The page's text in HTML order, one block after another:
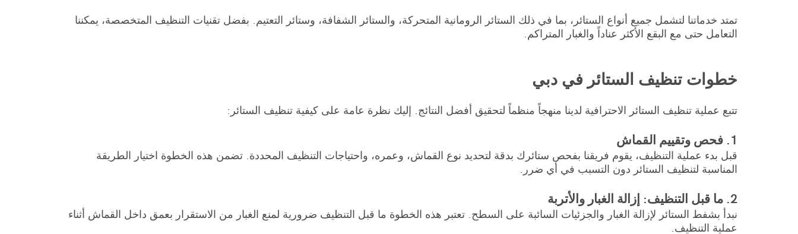
تمتد خدماتنا لتشمل جميع أنواع الستائر، بما في ذلك الستائر الرومانية المتحركة، والستائر الشفافة، وستائر التعتيم. بفضل تقنيات التنظيف المتخصصة، يمكننا
التعامل حتى مع البقع الأكثر عناداً والغبار المتراكم.
خطوات تنظيف الستائر في دبي
تتبع عملية تنظيف الستائر الاحترافية لدينا منهجاً منظماً لتحقيق أفضل النتائج. إليك نظرة عامة على كيفية تنظيف الستائر:
1. فحص وتقييم القماش
قبل بدء عملية التنظيف، يقوم فريقنا بفحص ستائرك بدقة لتحديد نوع القماش، وعمره، واحتياجات التنظيف المحددة. تضمن هذه الخطوة اختيار الطريقة
المناسبة لتنظيف الستائر دون التسبب في أي ضرر.
2. ما قبل التنظيف: إزالة الغبار والأتربة
نبدأ بشفط الستائر لإزالة الغبار والجزئيات السائبة على السطح. تعتبر هذه الخطوة ما قبل التنظيف ضرورية لمنع الغبار من الاستقرار بعمق داخل القماش أثناء
عملية التنظيف.